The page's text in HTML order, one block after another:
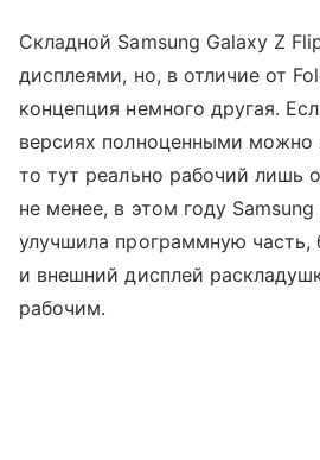
Складной Samsung Galaxy Z
дисплеями, но, в отличие от
концепция немного другая.
версиях полноценными можно
то тут реально рабочий лишь
не менее, в этом году
улучшила программную часть,
и внешний дисплей
рабочим.